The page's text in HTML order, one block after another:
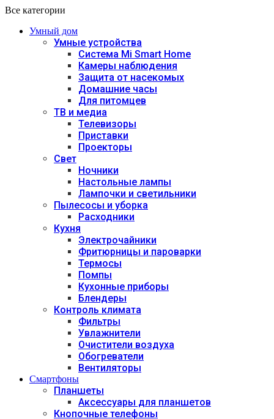
Все категории
Умный дом
Умные устройства
Система Mi Smart Home
Камеры наблюдения
Защита от насекомых
Домашние часы
Для питомцев
ТВ и медиа
Телевизоры
Приставки
Проекторы
Свет
Ночники
Настольные лампы
Лампочки и светильники
Пылесосы и уборка
Расходники
Кухня
Электрочайники
Фритюрницы и пароварки
Термосы
Помпы
Кухонные приборы
Блендеры
Контроль климата
Фильтры
Увлажнители
Очистители воздуха
Обогреватели
Вентиляторы
Смартфоны
Планшеты
Аксессуары для планшетов
Кнопочные телефоны